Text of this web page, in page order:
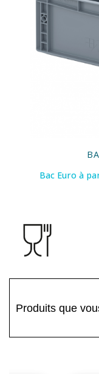
Bac Euro à
Produits que